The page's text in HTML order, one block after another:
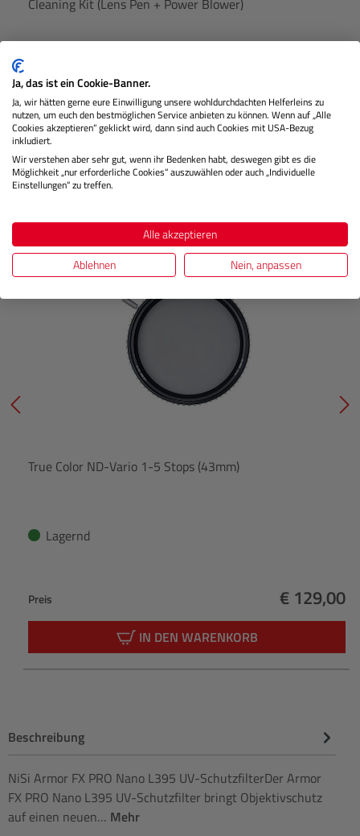
Cleaning Kit (Lens Pen + Power Blower)
Preis € 19,99
IN DEN WARENKORB
Produktgalerie überspringen
True Color ND-Vario 1-5 Stops (43mm)
Lagernd
Preis
Regulärer
€ 129,00
IN DEN WARENKORB
Beschreibung
NiSi Armor FX PRO Nano L395 UV-SchutzfilterDer Armor
FX PRO Nano L395 UV-Schutzfilter bringt Objektivschutz
auf einen neuen… Mehr
Ja, das ist ein Cookie-Banner.
Ja, wir hätten gerne eure Einwilligung unsere wohldurchdachten Helferleins zu
nutzen, um euch den bestmöglichen Service anbieten zu können. Wenn auf „Alle
Cookies akzeptieren“ geklickt wird, dann sind auch Cookies mit USA-Bezug
inkludiert.
Wir verstehen aber sehr gut, wenn ihr Bedenken habt, deswegen gibt es die
Möglichkeit „nur erforderliche Cookies“ auszuwählen oder auch „Individuelle
Einstellungen“ zu treffen.
Alle akzeptieren
Ablehnen
Nein, anpassen